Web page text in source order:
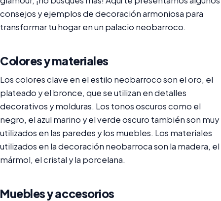
consejos y ejemplos de decoración armoniosa para
transformar tu hogar en un palacio neobarroco.
Colores y materiales
Los colores clave en el estilo neobarroco son el oro, el
plateado y el bronce, que se utilizan en detalles
decorativos y molduras. Los tonos oscuros como el
negro, el azul marino y el verde oscuro también son muy
utilizados en las paredes y los muebles. Los materiales
utilizados en la decoración neobarroca son la madera, el
mármol, el cristal y la porcelana.
Muebles y accesorios